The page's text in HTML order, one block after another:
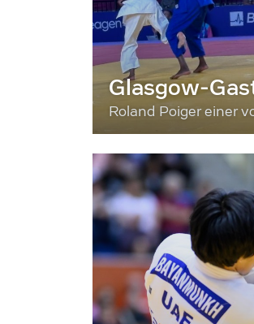
Glasgow-
Roland Poiger einer